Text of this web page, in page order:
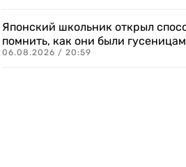
Японский школьник открыл
помнить, как они были
06.08.2026 / 20:59